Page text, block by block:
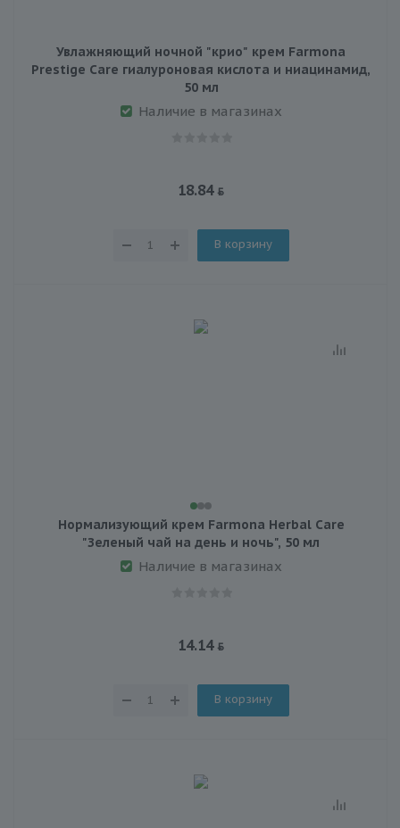
Увлажняющий ночной "крио" крем Farmona
Prestige Care гиалуроновая кислота и ниацинамид,
50 мл
Наличие в магазинах
18.84
В корзину
Нормализующий крем Farmona Herbal Care
"Зеленый чай на день и ночь", 50 мл
Наличие в магазинах
14.14
В корзину